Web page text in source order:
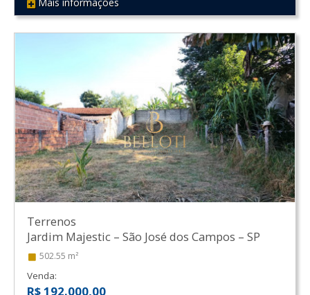
REF 100
Terrenos
Jardim Majestic – São José dos Campos – SP
502.55 m²
Venda:
R$ 192.000,00